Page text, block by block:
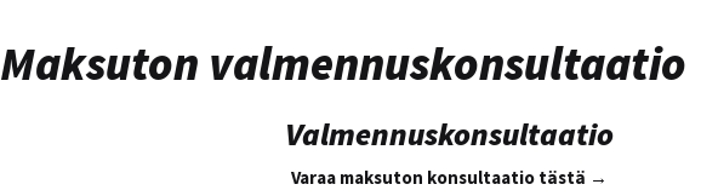
Maksuton valmennuskonsultaatio
Valmennuskonsultaatio
Varaa maksuton konsultaatio tästä →